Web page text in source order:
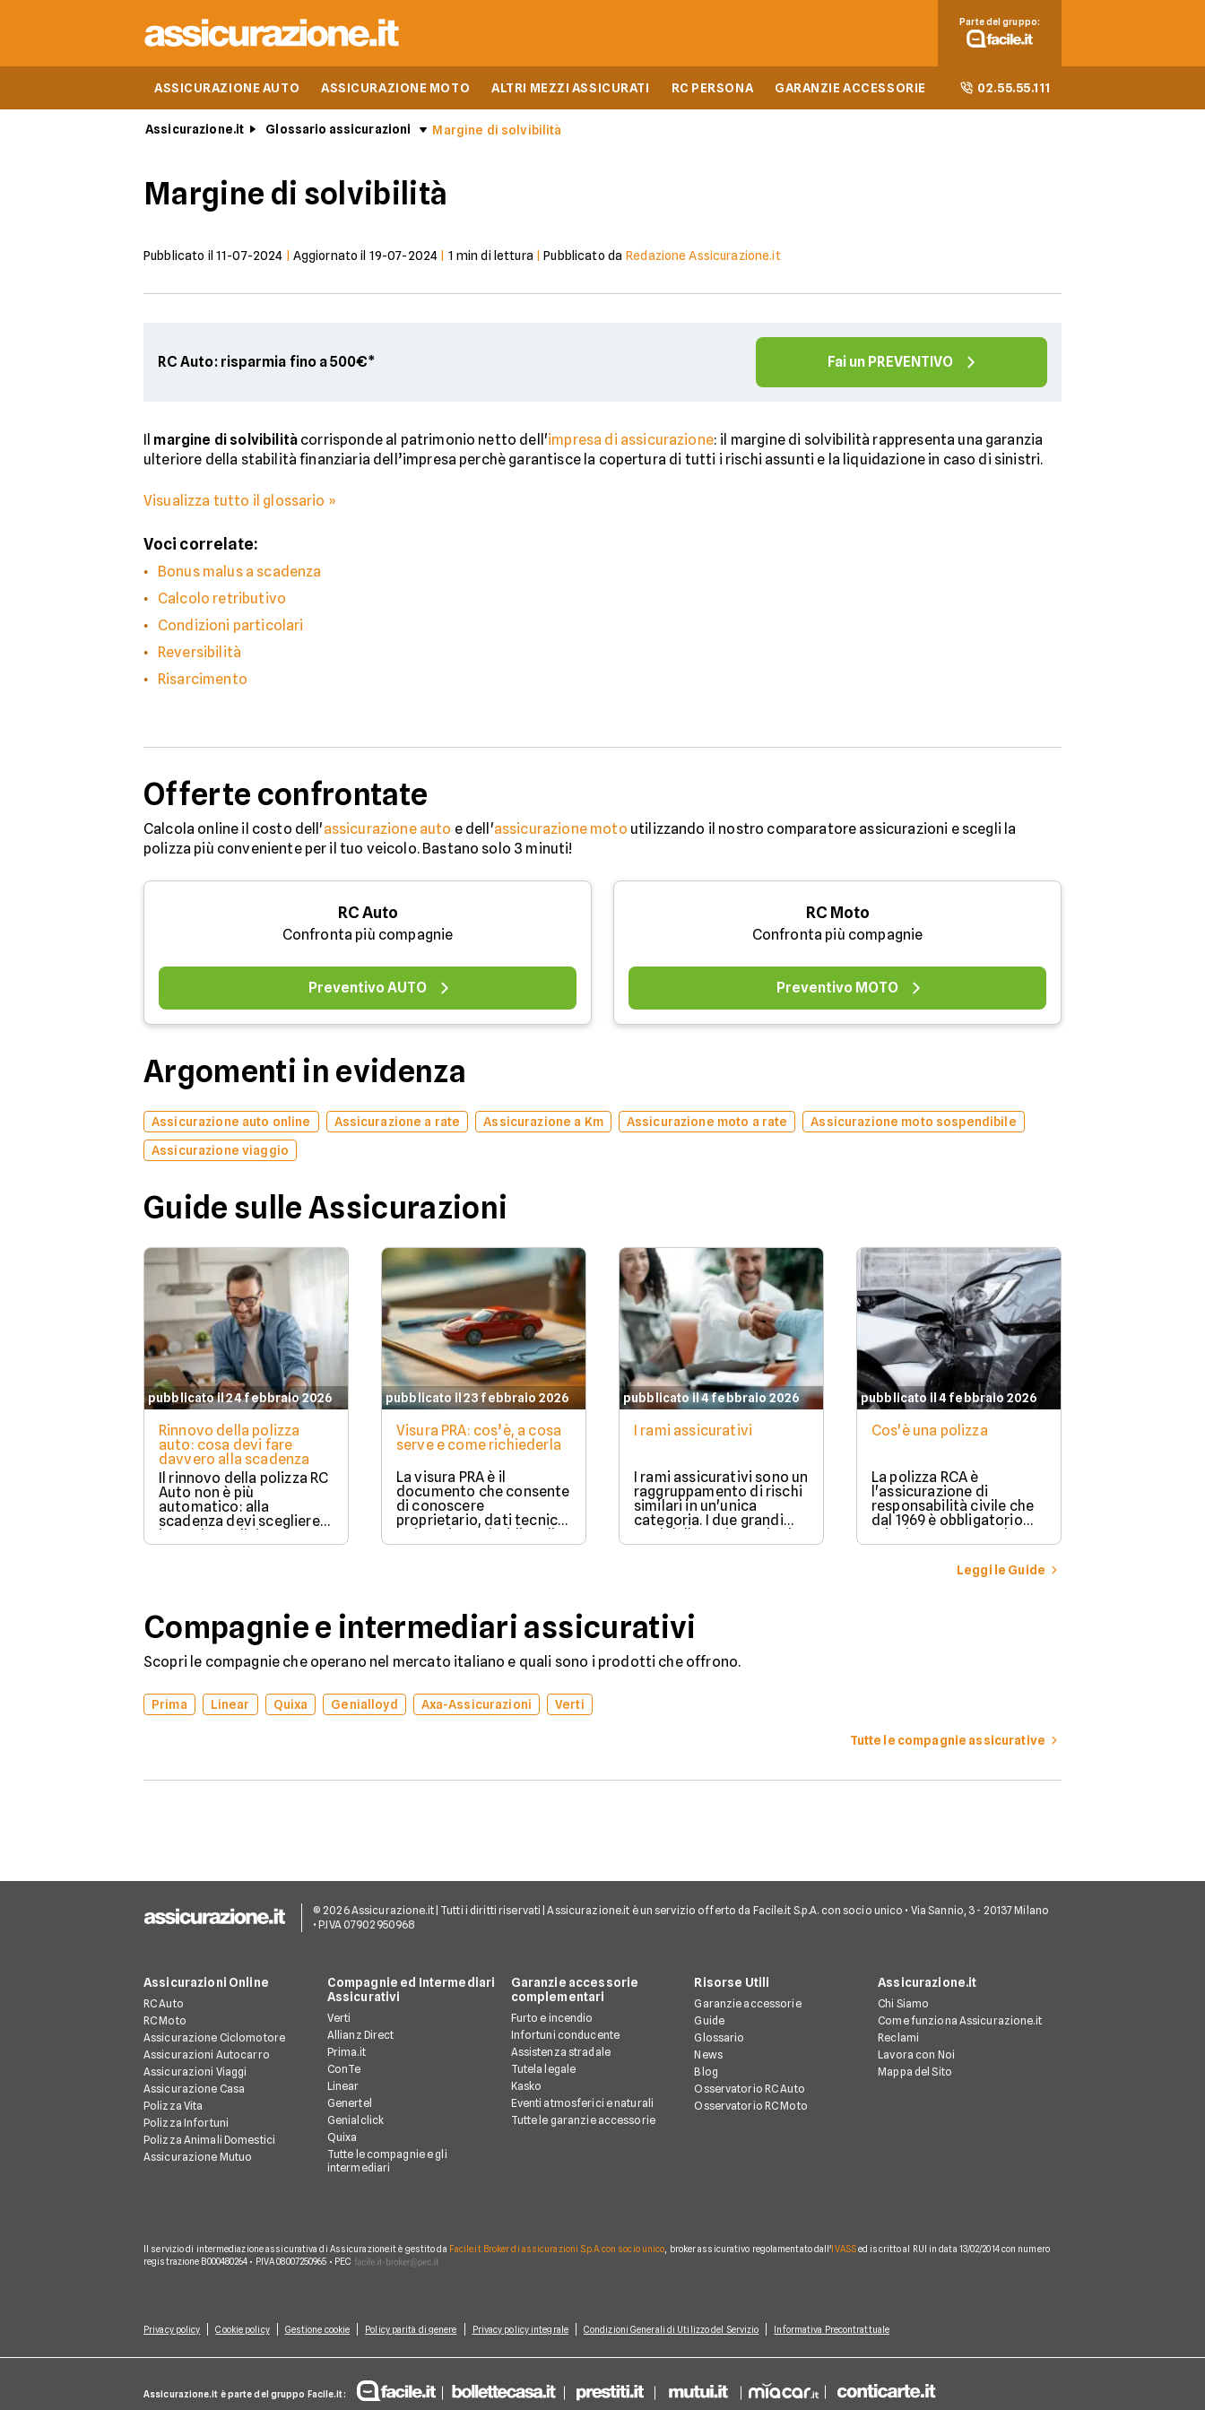
ASSICURAZIONE AUTO ASSICURAZIONE MOTO ALTRI MEZZI ASSICURATI RC PERSONA GARANZIE ACCESSORIE 02.55.55.111
Parte del gruppo:
Assicurazione.it Glossario assicurazioni Margine di solvibilità
Margine di solvibilità
Pubblicato il 11-07-2024 Aggiornato il 19-07-2024 1 min di lettura |Pubblicato da Redazione Assicurazione.it
RC Auto: risparmia fino a 500€* Fai un PREVENTIVO
Il margine di solvibilità corrisponde al patrimonio netto dell'impresa di assicurazione: il margine di solvibilità rappresenta una garanzia
ulteriore della stabilità finanziaria dell’impresa perchè garantisce la copertura di tutti i rischi assunti e la liquidazione in caso di sinistri.
Visualizza tutto il glossario »
Voci correlate:
Bonus malus a scadenza
Calcolo retributivo
Condizioni particolari
Reversibilità
Risarcimento
Offerte confrontate
Calcola online il costo dell'assicurazione auto e dell'assicurazione moto utilizzando il nostro comparatore assicurazioni e scegli la
polizza più conveniente per il tuo veicolo. Bastano solo 3 minuti!
RC Auto
Confronta più compagnie
Preventivo AUTO
RC Moto
Confronta più compagnie
Preventivo MOTO
Argomenti in evidenza
Assicurazione auto online Assicurazione a rate Assicurazione a Km Assicurazione moto a rate
Assicurazione moto sospendibile
Assicurazione viaggio
Guide sulle Assicurazioni
pubblicato il 24 febbraio 2026
Rinnovo della polizza
auto: cosa devi fare
davvero alla scadenza
Il rinnovo della polizza RC
Auto non è più
automatico: alla
scadenza devi scegliere
in modo esplicito se
rinnovare con la stessa
pubblicato il 23 febbraio 2026
Visura PRA: cos’è, a cosa
serve e come richiederla
La visura PRA è il
documento che consente
di conoscere
proprietario, dati tecnici
e situazione giuridica di
un veicolo iscritto al
pubblicato il 4 febbraio 2026
I rami assicurativi
I rami assicurativi sono un
raggruppamento di rischi
similari in un'unica
categoria. I due grandi
rami delle assicurazioni
sono il ramo danni e il
pubblicato il 4 febbraio 2026
Cos'è una polizza
La polizza RCA è
l'assicurazione di
responsabilità civile che
dal 1969 è obbligatorio
stipulare per possedere e
guidare in Italia un
veicolo a motore.Leggi le Guide
Compagnie e intermediari assicurativi
Scopri le compagnie che operano nel mercato italiano e quali sono i prodotti che offrono.
Prima Linear Quixa Genialloyd Axa-Assicurazioni Verti
Tutte le compagnie assicurative
© 2026 Assicurazione.it | Tutti i diritti riservati | Assicurazione.it è un servizio offerto da Facile.it S.p.A. con socio unico • Via Sannio, 3 - 20137 Milano
• P.IVA 07902950968
Assicurazioni Online
RC Auto
RC Moto
Assicurazione Ciclomotore
Assicurazioni Autocarro
Assicurazioni Viaggi
Assicurazione Casa
Polizza Vita
Polizza Infortuni
Polizza Animali Domestici
Assicurazione Mutuo
Compagnie ed Intermediari
Assicurativi
Verti
Allianz Direct
Prima.it
ConTe
Linear
Genertel
Genialclick
Quixa
Tutte le compagnie e gli
intermediari
Garanzie accessorie
complementari
Furto e incendio
Infortuni conducente
Assistenza stradale
Tutela legale
Kasko
Eventi atmosferici e naturali
Tutte le garanzie accessorie
Risorse Utili
Garanzie accessorie
Guide
Glossario
News
Blog
Osservatorio RC Auto
Osservatorio RC Moto
Assicurazione.it
Chi Siamo
Come funziona Assicurazione.it
Reclami
Lavora con Noi
Mappa del Sito
Il servizio di intermediazione assicurativa di Assicurazione.it è gestito da Facile.it Broker di assicurazioni S.p.A. con socio unico , broker assicurativo regolamentato dall' IVASSed iscritto al RUI in data 13/02/2014 con numero
registrazione B000480264 • P.IVA 08007250965 • PEC
Privacy policy Cookie policy Gestione cookie Policy parità di genere Privacy policy integrale Condizioni Generali di Utilizzo del Servizio Informativa Precontrattuale
Assicurazione.it è parte del gruppo Facile.it: